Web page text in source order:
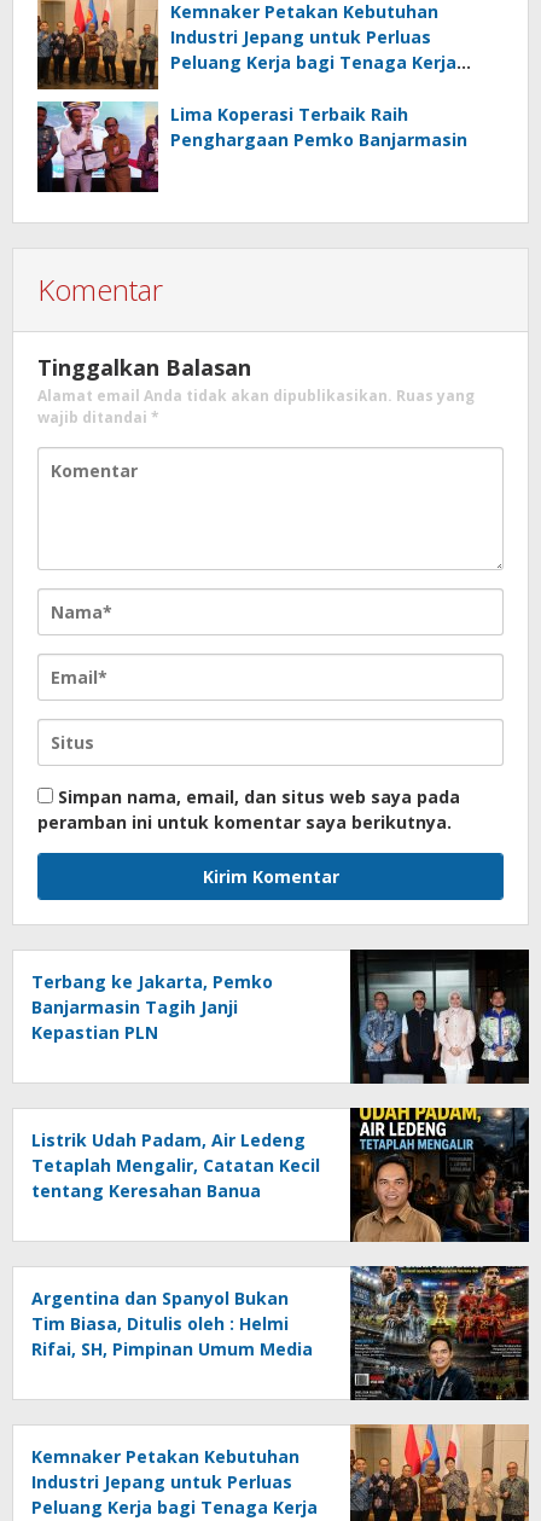
Kemnaker Petakan Kebutuhan
Industri Jepang untuk Perluas
Peluang Kerja bagi Tenaga Kerja
Lima Koperasi Terbaik Raih
Penghargaan Pemko Banjarmasin
Komentar
Tinggalkan Balasan
Alamat email Anda tidak akan dipublikasikan. Ruas yang
wajib ditandai *
Simpan nama, email, dan situs web saya pada
peramban ini untuk komentar saya berikutnya.
Terbang ke Jakarta, Pemko
Banjarmasin Tagih Janji
Kepastian PLN
Listrik Udah Padam, Air Ledeng
Tetaplah Mengalir, Catatan Kecil
tentang Keresahan Banua
Ancaman Lingkungan, Oleh :
Helmi Rifai, SH
Argentina dan Spanyol Bukan
Tim Biasa, Ditulis oleh : Helmi
Rifai, SH, Pimpinan Umum Media
Kemnaker Petakan Kebutuhan
Industri Jepang untuk Perluas
Peluang Kerja bagi Tenaga Kerja